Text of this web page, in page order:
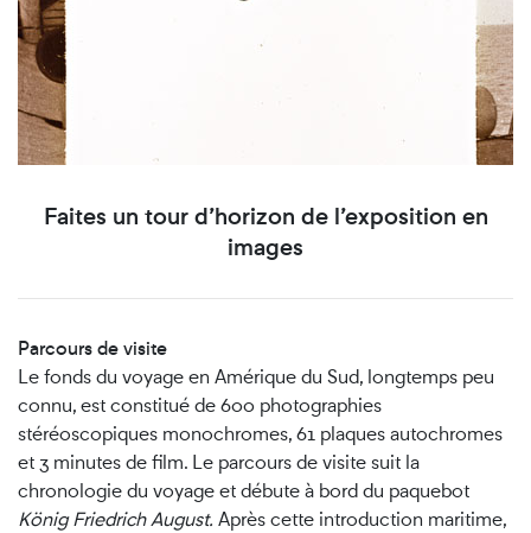
Faites un tour d’horizon de l’exposition en
images
Parcours de visite
Le fonds du voyage en Amérique du Sud, longtemps peu
connu, est constitué de 600 photographies
stéréoscopiques monochromes, 61 plaques autochromes
et 3 minutes de film. Le parcours de visite suit la
chronologie du voyage et débute à bord du paquebot
König Friedrich August. Après cette introduction maritime,